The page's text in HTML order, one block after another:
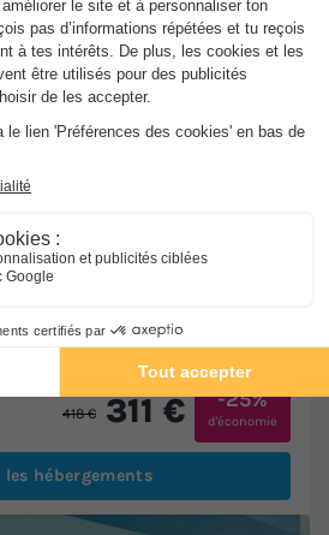
la carte
Avis clients
- Mobil-home | Comfort | 2 Ch. |
418 € 311 € -25%
d'économie
les hébergements